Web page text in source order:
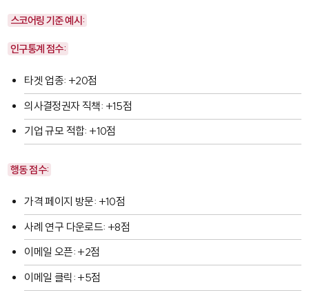
스코어링 기준 예시:
인구통계 점수:
타겟 업종: +20점
의사결정권자 직책: +15점
기업 규모 적합: +10점
행동 점수:
가격 페이지 방문: +10점
사례 연구 다운로드: +8점
이메일 오픈: +2점
이메일 클릭: +5점